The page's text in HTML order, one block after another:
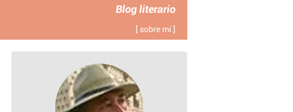
Blog literario
[ sobre mí ]